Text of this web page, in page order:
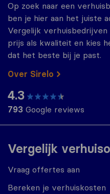
Vergelijk
Vraag offertes aan
Bereken je verhuiskosten
Op zoek naar een
ben je hier aan het juiste
Vergelijk verhuisbedrijven
prijs als kwaliteit en kies
dat het beste bij je past.
Over Sirelo
4.3
793 Google reviews